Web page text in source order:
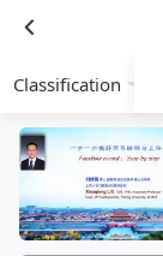
Classification